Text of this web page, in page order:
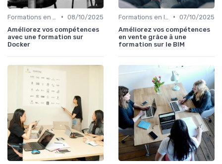
• 08/10/2025
Améliorez vos compétences
avec une formation sur
Docker
• 07/10/2025
Améliorez vos compétences
en vente grâce à une
formation sur le BIM